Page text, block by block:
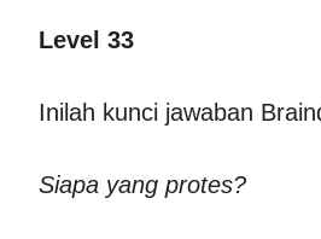
Level 33
Inilah kunci jawaban
Siapa yang protes?